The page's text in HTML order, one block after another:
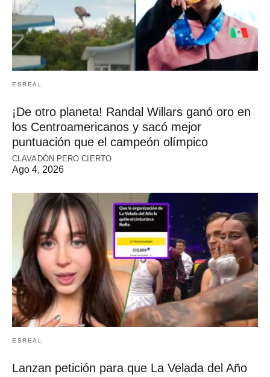
ESREAL
¡De otro planeta! Randal Willars ganó oro en
los Centroamericanos y sacó mejor
puntuación que el campeón olímpico
CLAVADÓN PERO CIERTO
Ago 4, 2026
ESREAL
Lanzan petición para que La Velada del Año